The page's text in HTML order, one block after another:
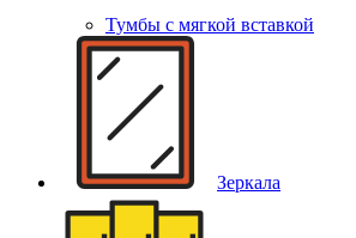
Тумбы с мягкой вставкой
Зеркала